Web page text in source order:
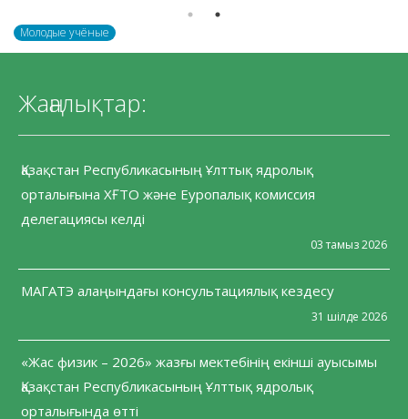
Молодые учёные
Жаңалықтар:
Қазақстан Республикасының Ұлттық ядролық
орталығына ХҒТО және Еуропалық комиссия
делегациясы келді
03 тамыз 2026
МАГАТЭ алаңындағы консультациялық кездесу
31 шілде 2026
«Жас физик – 2026» жазғы мектебінің екінші ауысымы
Қазақстан Республикасының Ұлттық ядролық
орталығында өтті